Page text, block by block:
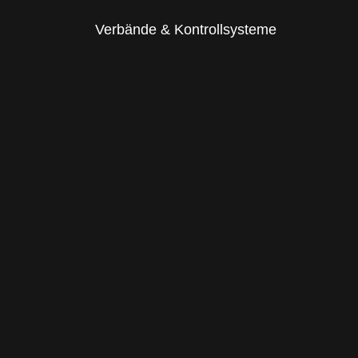
Verbände & Kontrollsysteme